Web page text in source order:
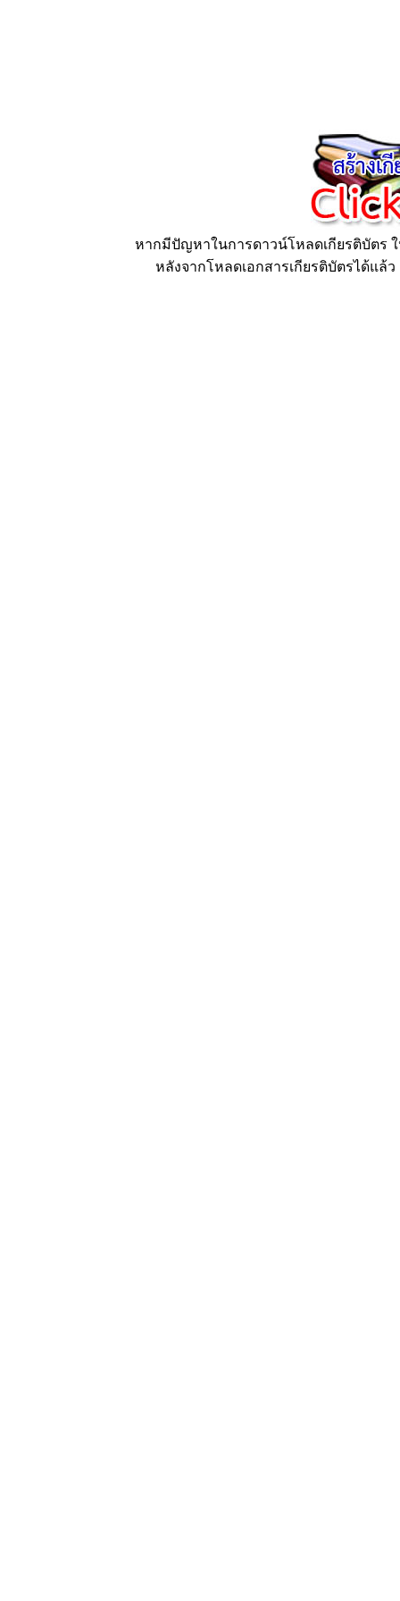
หากมีปัญหาในการดาวน์โหลดเกียรติบัตร
หลังจากโหลดเอกสารเกียรติบัตรได้แล้